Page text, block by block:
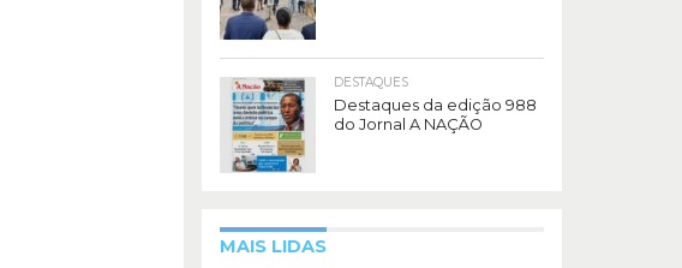
DESTAQUES
Destaques da edição 988
do Jornal A NAÇÃO
MAIS LIDAS